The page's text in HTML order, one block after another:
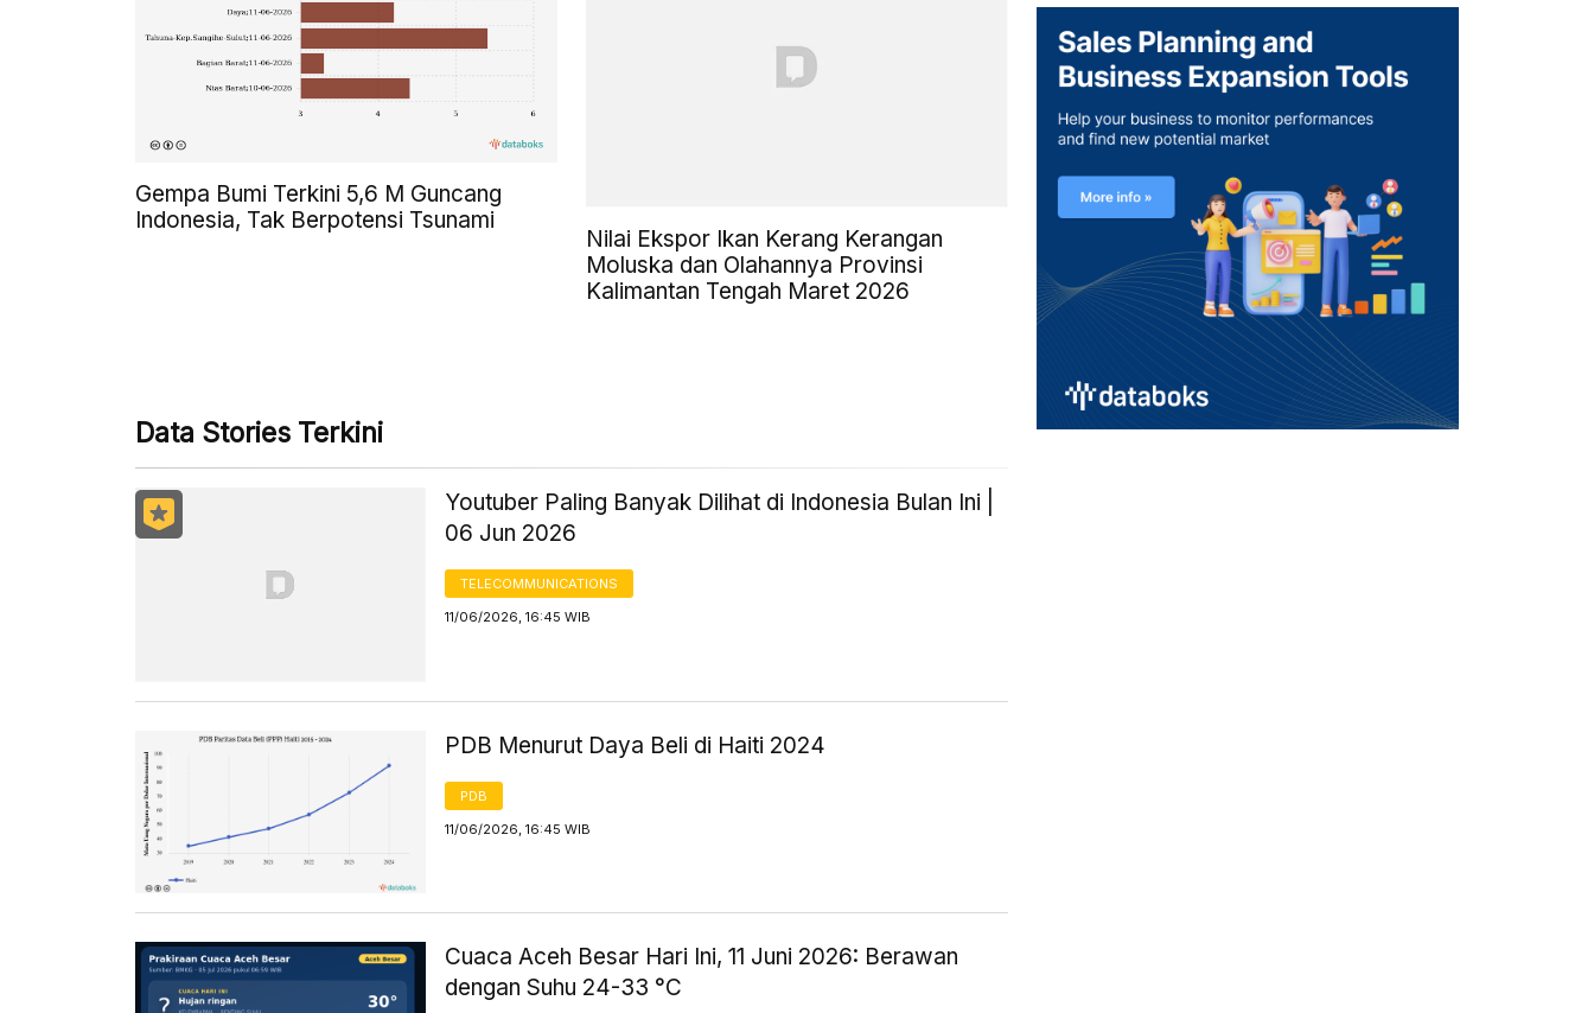
Gempa Bumi Terkini 5,6 M Guncang
Indonesia, Tak Berpotensi Tsunami
Nilai Ekspor Ikan Kerang Kerangan
Moluska dan Olahannya Provinsi
Kalimantan Tengah Maret 2026
Data Stories Terkini
Youtuber Paling Banyak Dilihat di Indonesia Bulan Ini |
06 Jun 2026
TELECOMMUNICATIONS
11/06/2026, 16:45 WIB
PDB Menurut Daya Beli di Haiti 2024
PDB
11/06/2026, 16:45 WIB
Cuaca Aceh Besar Hari Ini, 11 Juni 2026: Berawan
dengan Suhu 24-33 °C